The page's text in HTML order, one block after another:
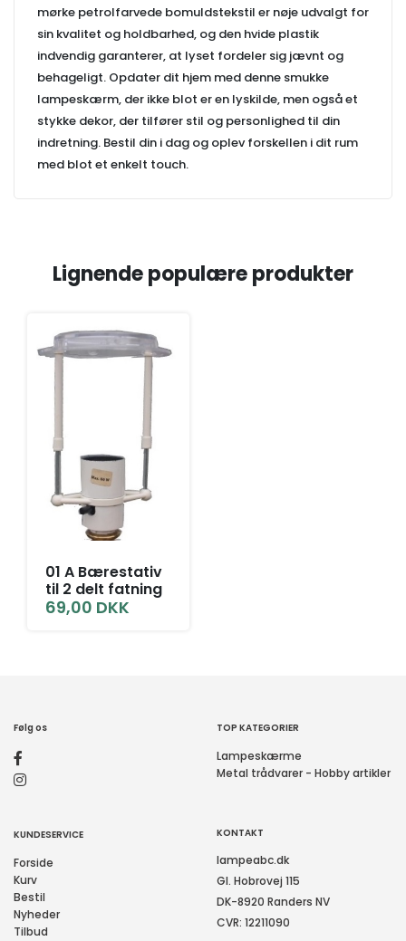
mørke petrolfarvede bomuldstekstil er nøje udvalgt for
sin kvalitet og holdbarhed, og den hvide plastik
indvendig garanterer, at lyset fordeler sig jævnt og
behageligt. Opdater dit hjem med denne smukke
lampeskærm, der ikke blot er en lyskilde, men også et
stykke dekor, der tilfører stil og personlighed til din
indretning. Bestil din i dag og oplev forskellen i dit rum
med blot et enkelt touch.
Lignende populære produkter
01 A Bærestativ
til 2 delt fatning
69,00 DKK
Følg os TOP KATEGORIER
Lampeskærme
Metal trådvarer - Hobby artikler
KUNDESERVICE
Forside
Kurv
Bestil
Nyheder
Tilbud
KONTAKT
lampeabc.dk
Gl. Hobrovej 115
DK-8920 Randers NV
CVR: 12211090